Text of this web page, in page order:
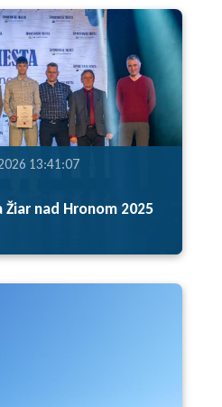
13:41:07
nad Hronom 2025